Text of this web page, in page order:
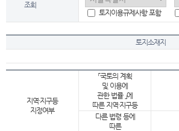
조회
토지이용규제사항 포함
토지소재지
지역·지구등
지정여부
「국토의 계획
및 이용에
관한 법률 」에
따른 지역·지구등
다른 법령 등에
따른